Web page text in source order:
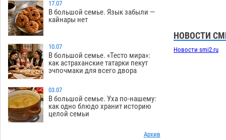
изрешетила машину свекрови
06.08 352
11:45
Астраханские приставы выдворили 12
нелегалов прямым рейсом из
Шереметьево
06.08 221
11:08
Как астраханцы назвали своих детей в
10:30
В Астрахани несовершеннолетнему
дали условные 1,5 года за найденные
200 г растения с наркотой
17.07
В большой семье. Язык забыли —
кайнары нет
10.07
В большой семье. «Тесто мира»:
как астраханские татарки пекут
эчпочмаки для всего двора
03.07
В большой семье. Уха по-нашему:
как одно блюдо хранит историю
целой семьи
Архив
НОВОСТИ
Новости smi2.ru